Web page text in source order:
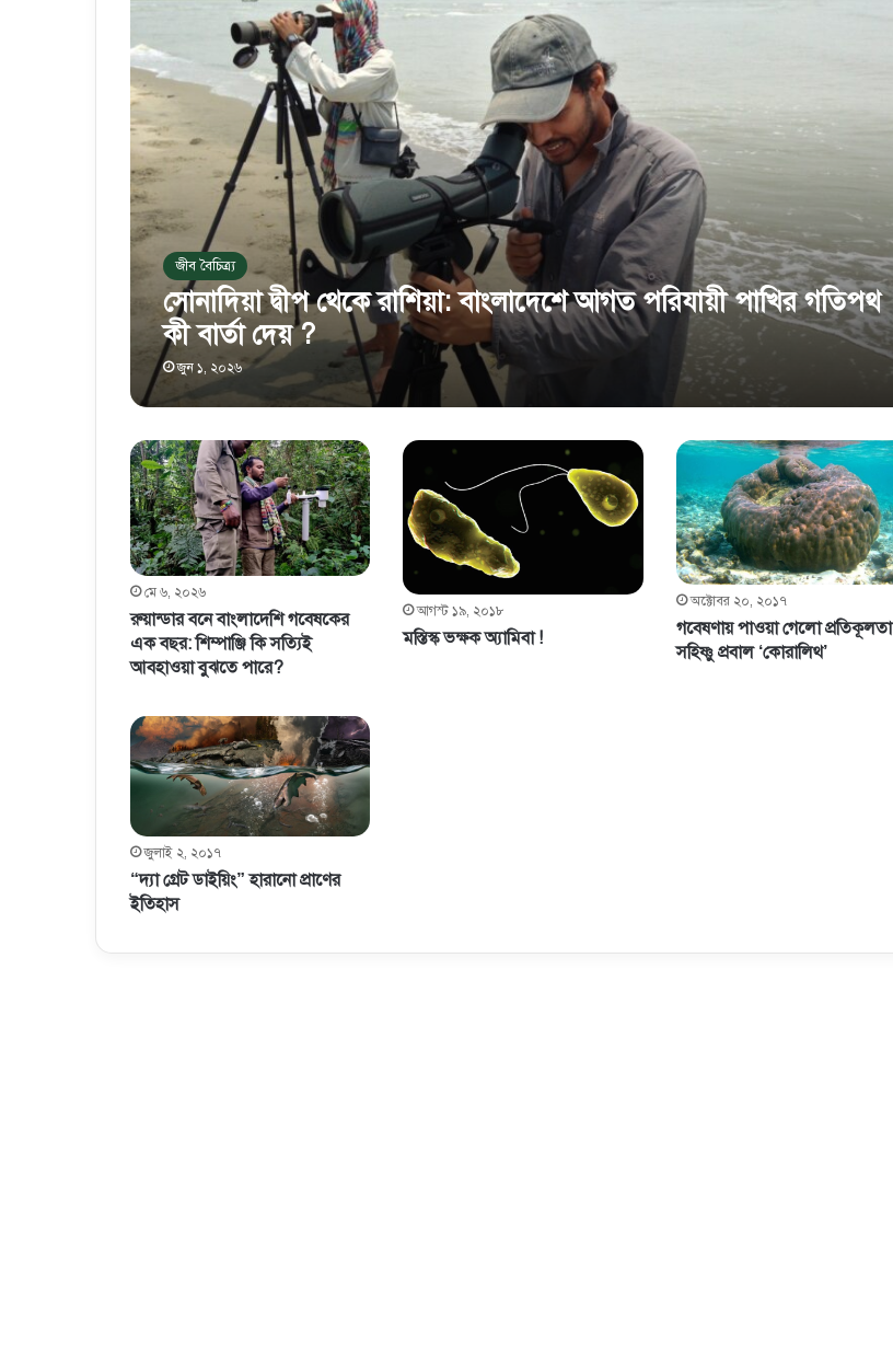
জীব বৈচিত্র্য
সোনাদিয়া দ্বীপ থেকে রাশিয়া: বাংলাদেশে আগত পরিযায়ী পাখির গতিপথ
কী বার্তা দেয় ?
জুন ১, ২০২৬
মে ৬, ২০২৬
রুয়ান্ডার বনে বাংলাদেশি গবেষকের
এক বছর: শিম্পাঞ্জি কি সত্যিই
আবহাওয়া বুঝতে পারে?
আগস্ট ১৯, ২০১৮
মস্তিস্ক ভক্ষক অ্যামিবা !
অক্টোবর ২০, ২০১৭
গবেষণায় পাওয়া গেলো প্রতিকূলতা
সহিষ্ণু প্রবাল ‘কোরালিথ’
জুলাই ২, ২০১৭
“দ্যা গ্রেট ডাইয়িং” হারানো প্রাণের
ইতিহাস